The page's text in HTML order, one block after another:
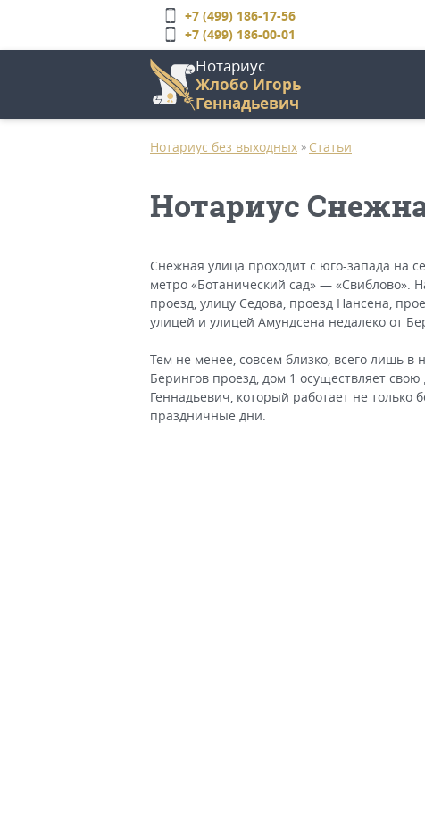
основному
+7 (499) 186-17-56
+7 (499) 186-00-01
Нотариус
Жлобо Игорь
ГеннадьевичГлавное
меню
Нотариус без выходных » Статьи
Нотариус
Снежная улица проходит с юго-запада на
метро «Ботанический сад» — «Свиблово».
проезд, улицу Седова, проезд Нансена,
улицей и улицей Амундсена недалеко от
Тем не менее, совсем близко, всего лишь в
Берингов проезд, дом 1 осуществляет
Геннадьевич, который работает не только
праздничные дни.